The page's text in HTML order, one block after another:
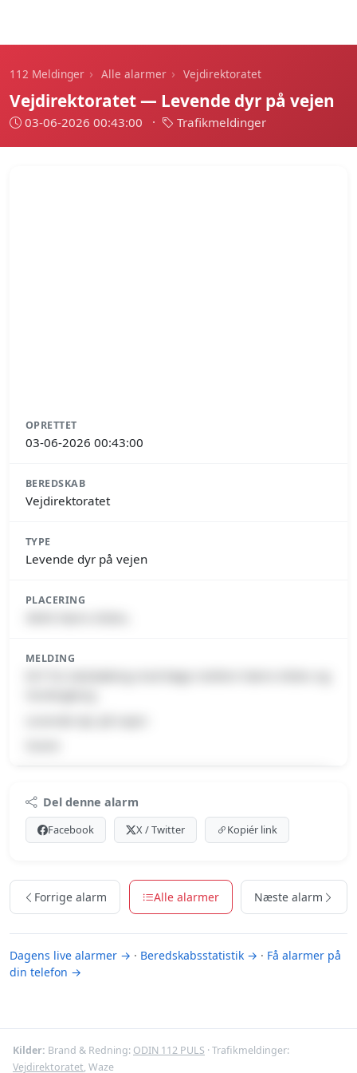
112 Meldinger › Alle alarmer › Vejdirektoratet
Vejdirektoratet — Levende dyr på vejen
03-06-2026 00:43:00 · Trafikmeldinger
OPRETTET
03-06-2026 00:43:00
BEREDSKAB
Vejdirektoratet
TYPE
Levende dyr på vejen
PLACERING
MELDING
Log ind med Premium for at se meldingen og kortet.
Del denne alarm
Facebook X / Twitter Kopiér link
Forrige alarm Alle alarmer Næste alarm
Dagens live alarmer → · Beredskabsstatistik → · Få alarmer på
din telefon →
Kilder: Brand & Redning: ODIN 112 PULS · Trafikmeldinger:
Vejdirektoratet, Waze